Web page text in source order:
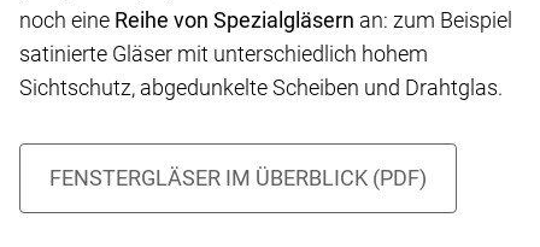
noch eine Reihe von Spezialgläsern an: zum Beispiel
satinierte Gläser mit unterschiedlich hohem
Sichtschutz, abgedunkelte Scheiben und Drahtglas.